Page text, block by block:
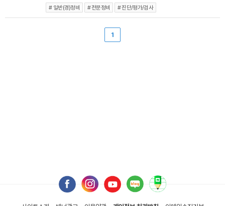
# 일반(경)정비 # 전문정비 # 진단/평가/검사
1